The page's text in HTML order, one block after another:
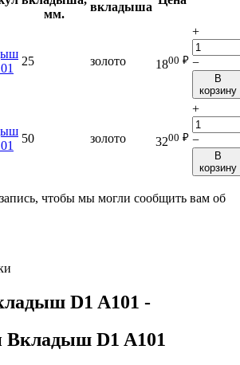
мм.
вкладыша
25 золото 1800 ₽
+
−
В
корзину
50 золото 3200 ₽
+
−
В
корзину
чтобы мы могли сообщить вам об
D1 A101 -
Вкладыш D1 A101